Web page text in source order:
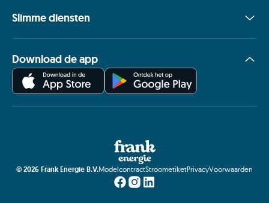
Slimme diensten
Download de app
©2026Frank Energie B.V.ModelcontractStroometiketPrivacyVoorwaarden